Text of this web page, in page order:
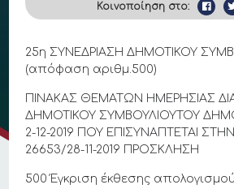
Κοινοποίηση στο:
25η ΣΥΝΕΔΡΙΑΣΗ ΔΗΜΟΤΙΚΟΥ
(απόφαση αριθμ.500)
ΠΙΝΑΚΑΣ ΘΕΜΑΤΩΝ ΗΜΕΡΗΣΙΑΣ
ΔΗΜΟΤΙΚΟΥ ΣΥΜΒΟΥΛΙΟΥΤΟΥ
2-12-2019 ΠΟΥ ΕΠΙΣΥΝΑΠΤΕΤΑΙ
26653/28-11-2019 ΠΡΟΣΚΛΗΣΗ
500 Έγκριση έκθεσης